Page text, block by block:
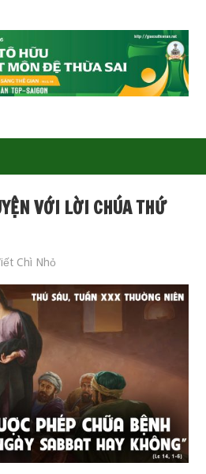
GIÁO
XỨ
THIÊN
ÂN-
TGP
SAIGON
VỚI LỜI CHÚA THỨ
Chì Nhỏ